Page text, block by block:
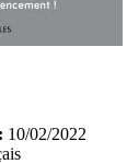
10/02/2022